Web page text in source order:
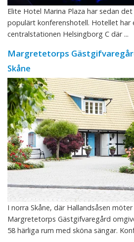
Elite Hotel Marina Plaza har sedan
populärt konferenshotell. Hotellet
centralstationen Helsingborg C där ...
Margretetorps
Skåne
I norra Skåne, där Hallandsåsen
Margretetorps Gästgifvaregård
58 härliga rum med sköna sängar.